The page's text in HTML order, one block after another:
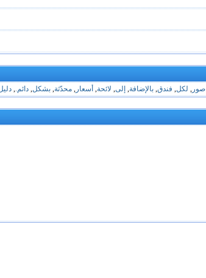
صور , لكل, فندق, بالإضافة, إلى, لائحة, أسعار , محدّثة, بشكل, دائم.,